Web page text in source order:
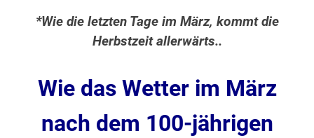
*Wie die letzten Tage im März, kommt die
Herbstzeit allerwärts..
Wie das Wetter im März
nach dem 100-jährigen